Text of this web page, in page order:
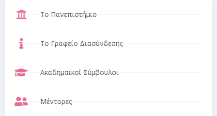
Το Πανεπιστήμιο
Το Γραφείο Διασύνδεσης
Ακαδημαϊκοί Σύμβουλοι
Μέντορες